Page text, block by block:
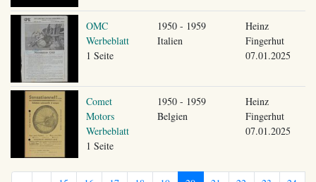
OMC
Werbeblatt
1 Seite
1950 - 1959
Italien
Heinz
Fingerhut
07.01.2025
Comet
Motors
Werbeblatt
1 Seite
1950 - 1959
Belgien
Heinz
Fingerhut
07.01.2025